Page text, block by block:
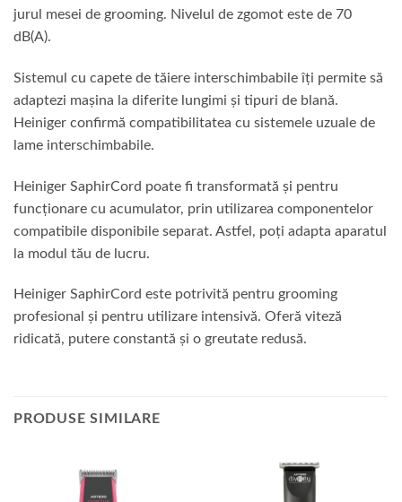
jurul mesei de grooming. Nivelul de zgomot este de 70
dB(A).
Sistemul cu capete de tăiere interschimbabile îți permite să
adaptezi mașina la diferite lungimi și tipuri de blană.
Heiniger confirmă compatibilitatea cu sistemele uzuale de
lame interschimbabile.
Heiniger SaphirCord poate fi transformată și pentru
funcționare cu acumulator, prin utilizarea componentelor
compatibile disponibile separat. Astfel, poți adapta aparatul
la modul tău de lucru.
Heiniger SaphirCord este potrivită pentru grooming
profesional și pentru utilizare intensivă. Oferă viteză
ridicată, putere constantă și o greutate redusă.
PRODUSE SIMILARE